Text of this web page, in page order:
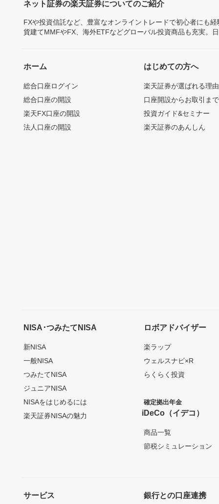
ネット証券の楽天証券についてのご紹介
FXや投資信託など、豊富なオンライントレードで初心者にも
貨建てMMFやFX、海外ETFなどグローバル投資商品も充実。
ホーム
総合口座ログイン
総合口座の開設
楽天FX口座の開設
法人口座の開設
はじめての方へ
楽天証券が選ばれる理由
口座開設からお取引ま
投資ガイド&セミナー
楽天証券のあんしん
NISA･つみたてNISA
新NISA
一般NISA
つみたてNISA
ジュニアNISA
NISAをはじめるには
楽天証券NISAの魅力
ロボアドバイザー
楽ラップ
ウェルスナビ×R
らくらく投資
確定拠出年金
iDeCo（イデコ）
商品一覧
節税シミュレーション
サービス 銀行との口座連携